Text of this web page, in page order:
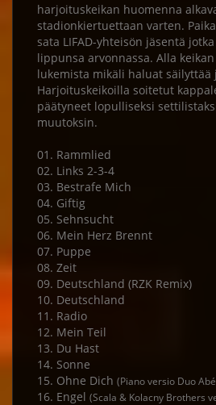
harjoituskeikan huomenna
stadionkiertuettaan varten.
sata LIFAD-yhteisön jäsentä
lippunsa arvonnassa. Alla
lukemista mikäli haluat säilyttää
Harjoituskeikoilla soitetut
päätyneet lopulliseksi
muutoksin.
01. Rammlied
02. Links 2-3-4
03. Bestrafe Mich
04. Giftig
05. Sehnsucht
06. Mein Herz Brennt
07. Puppe
08. Zeit
09. Deutschland (RZK Remix)
10. Deutschland
11. Radio
12. Mein Teil
13. Du Hast
14. Sonne
15. Ohne Dich (Piano versio Duo
16. Engel (Scala & Kolacny Brothers